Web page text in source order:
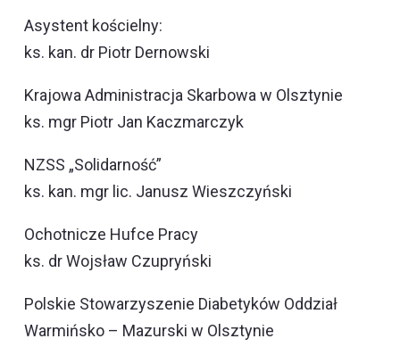
Asystent kościelny:
ks. kan. dr Piotr Dernowski
Krajowa Administracja Skarbowa w Olsztynie
ks. mgr Piotr Jan Kaczmarczyk
NZSS „Solidarność”
ks. kan. mgr lic. Janusz Wieszczyński
Ochotnicze Hufce Pracy
ks. dr Wojsław Czupryński
Polskie Stowarzyszenie Diabetyków Oddział
Warmińsko – Mazurski w Olsztynie